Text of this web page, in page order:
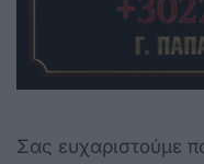
Σας ευχαριστούμε